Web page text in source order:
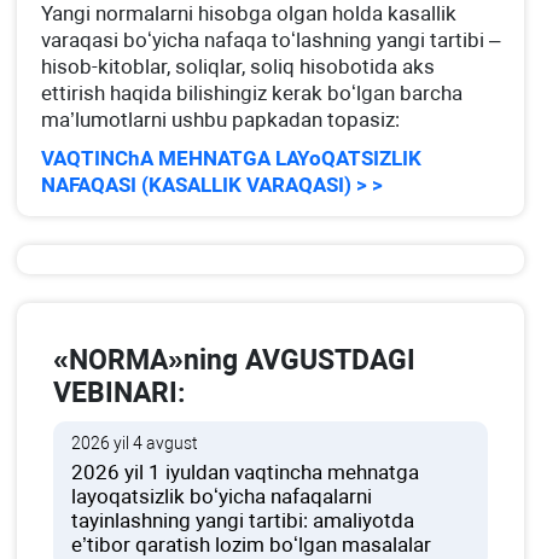
Yangi normalarni hisobga olgan holda kasallik
varaqasi boʻyicha nafaqa toʻlashning yangi tartibi –
hisob-kitoblar, soliqlar, soliq hisobotida aks
ettirish haqida bilishingiz kerak boʻlgan barcha
ma’lumotlarni ushbu papkadan topasiz:
VAQTINChA MEHNATGA LAYoQATSIZLIK
NAFAQASI (KASALLIK VARAQASI) > >
«NORMA»ning AVGUSTDAGI
VEBINARI:
2026 yil 4 avgust
2026 yil 1 iyuldan vaqtincha mehnatga
layoqatsizlik boʻyicha nafaqalarni
tayinlashning yangi tartibi: amaliyotda
e’tibor qaratish lozim boʻlgan masalalar